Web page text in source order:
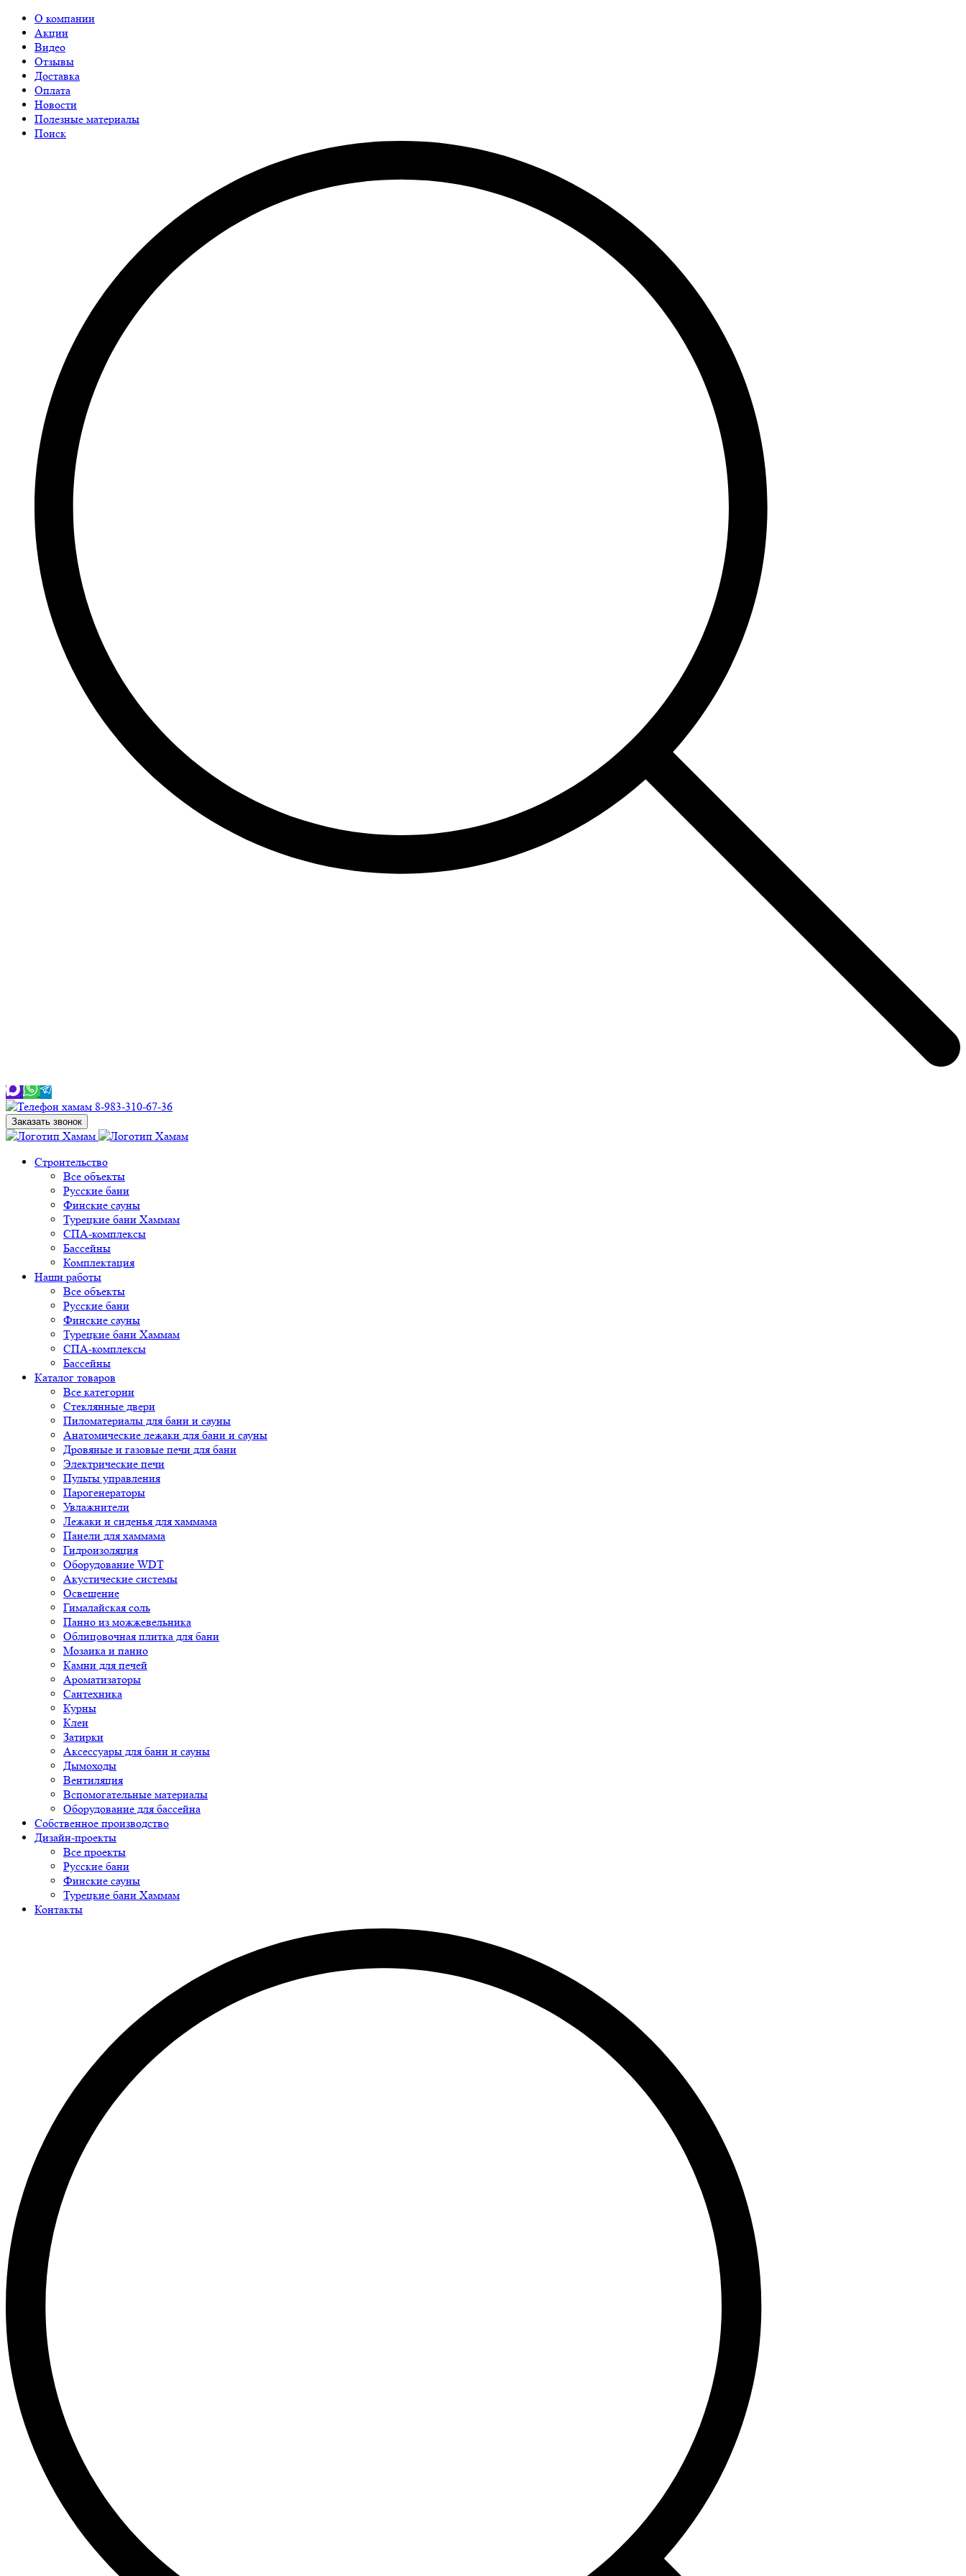
О компании
Акции
Видео
Отзывы
Доставка
Оплата
Новости
Полезные материалы
Поиск
8-983-310-67-36
Заказать звонок
Строительство
Все объекты
Русские бани
Финские сауны
Турецкие бани Хаммам
СПА-комплексы
Бассейны
Комплектация
Наши работы
Все объекты
Русские бани
Финские сауны
Турецкие бани Хаммам
СПА-комплексы
Бассейны
Каталог товаров
Все категории
Стеклянные двери
Пиломатериалы для бани и сауны
Анатомические лежаки для бани и сауны
Дровяные и газовые печи для бани
Электрические печи
Пульты управления
Парогенераторы
Увлажнители
Лежаки и сиденья для хаммама
Панели для хаммама
Гидроизоляция
Оборудование WDT
Акустические системы
Освещение
Гималайская соль
Панно из можжевельника
Облицовочная плитка для бани
Мозаика и панно
Камни для печей
Ароматизаторы
Сантехника
Курны
Клеи
Затирки
Аксессуары для бани и сауны
Дымоходы
Вентиляция
Вспомогательные материалы
Оборудование для бассейна
Собственное производство
Дизайн-проекты
Все проекты
Русские бани
Финские сауны
Турецкие бани Хаммам
Контакты